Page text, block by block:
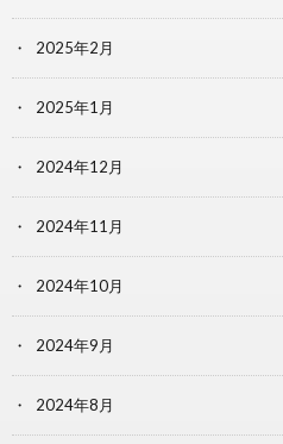
2025年2月
2025年1月
2024年12月
2024年11月
2024年10月
2024年9月
2024年8月